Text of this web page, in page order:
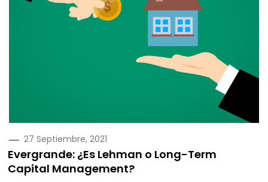
PUBLICADO
27 Septiembre, 2021
Evergrande: ¿Es Lehman o Long-Term
Capital Management?